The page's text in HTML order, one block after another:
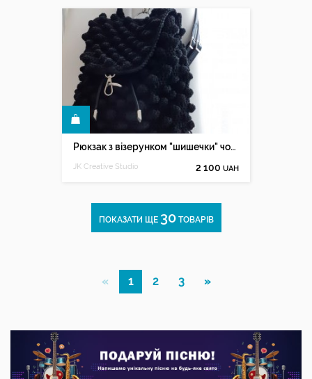
Рюкзак з візерунком "шишечки" чорний
JK Creative Studio 2 100 UAH
ПОКАЗАТИ ЩЕ 30ТОВАРІВ
« 1 2 3 »